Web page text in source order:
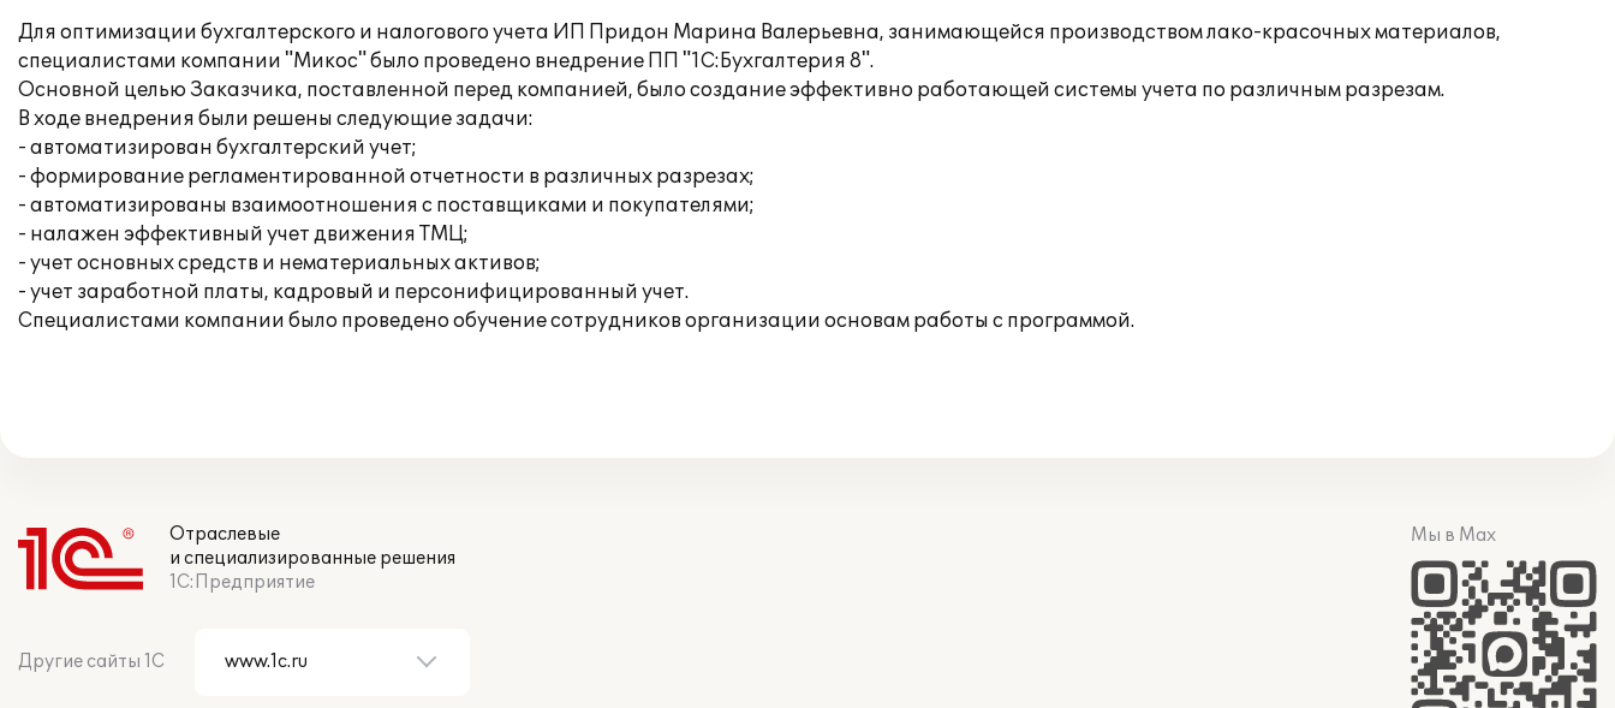
Для оптимизации бухгалтерского и налогового учета ИП Придон Марина Валерьевна, занимающейся производством лако-красочных материалов,
специалистами компании "Микос" было проведено внедрение ПП "1С:Бухгалтерия 8".
Основной целью Заказчика, поставленной перед компанией, было создание эффективно работающей системы учета по различным разрезам.
В ходе внедрения были решены следующие задачи:
- автоматизирован бухгалтерский учет;
- формирование регламентированной отчетности в различных разрезах;
- автоматизированы взаимоотношения с поставщиками и покупателями;
- налажен эффективный учет движения ТМЦ;
- учет основных средств и нематериальных активов;
- учет заработной платы, кадровый и персонифицированный учет.
Специалистами компании было проведено обучение сотрудников организации основам работы с программой.
Отраслевые
и специализированные решения
1С:Предприятие
Другие сайты 1С
Мы в Max